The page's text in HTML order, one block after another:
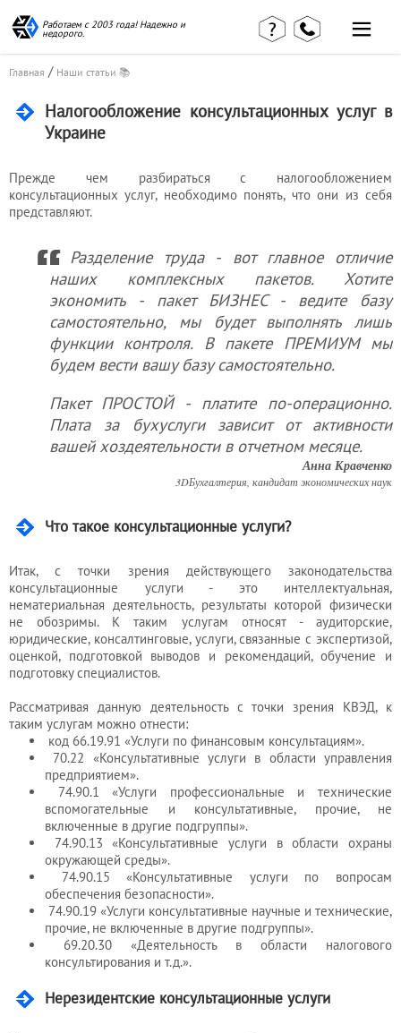
Работаем с 2003 года! Надежно и
недорого.
Главная / Наши статьи 📚
Налогообложение консультационных услуг в
Украине
Прежде чем разбираться с налогообложением
консультационных услуг, необходимо понять, что они из себя
представляют.
Разделение труда - вот главное отличие
наших комплексных пакетов. Хотите
экономить - пакет БИЗНЕС - ведите базу
самостоятельно, мы будет выполнять лишь
функции контроля. В пакете ПРЕМИУМ мы
будем вести вашу базу самостоятельно.
Пакет ПРОСТОЙ - платите по-операционно.
Плата за бухуслуги зависит от активности
вашей хоздеятельности в отчетном месяце.
Анна Кравченко
3DБухгалтерия, кандидат экономических наук
Что такое консультационные услуги?
Итак, с точки зрения действующего законодательства
консультационные услуги - это интеллектуальная,
нематериальная деятельность, результаты которой физически
не обозримы. К таким услугам относят - аудиторские,
юридические, консалтинговые, услуги, связанные с экспертизой,
оценкой, подготовкой выводов и рекомендаций, обучение и
подготовку специалистов.
Рассматривая данную деятельность с точки зрения КВЭД, к
таким услугам можно отнести:
код 66.19.91 «Услуги по финансовым консультациям».
70.22 «Консультативные услуги в области управления
предприятием».
74.90.1 «Услуги профессиональные и технические
вспомогательные и консультативные, прочие, не
включенные в другие подгруппы».
74.90.13 «Консультативные услуги в области охраны
окружающей среды».
74.90.15 «Консультативные услуги по вопросам
обеспечения безопасности».
74.90.19 «Услуги консультативные научные и технические,
прочие, не включенные в другие подгруппы».
69.20.30 «Деятельность в области налогового
консультирования и т.д.».
Нерезидентские консультационные услуги
Отзывы
клиентов
Контакты
деталях
Наши
консультации
Миграционные
услуги
Услуги
бухгалтера
регистратора
Кадровый
аутсорсинг
Лицензии
разрешения